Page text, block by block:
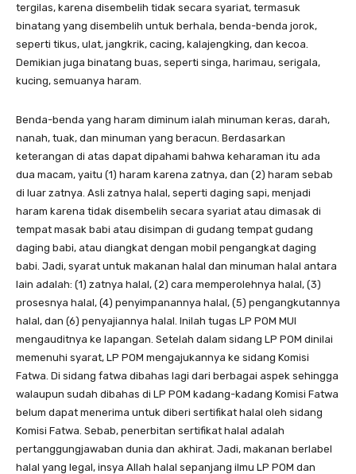
tergilas, karena disembelih tidak secara syariat, termasuk
binatang yang disembelih untuk berhala, benda-benda jorok,
seperti tikus, ulat, jangkrik, cacing, kalajengking, dan kecoa.
Demikian juga binatang buas, seperti singa, harimau, serigala,
kucing, semuanya haram.
Benda-benda yang haram diminum ialah minuman keras, darah,
nanah, tuak, dan minuman yang beracun. Berdasarkan
keterangan di atas dapat dipahami bahwa keharaman itu ada
dua macam, yaitu (1) haram karena zatnya, dan (2) haram sebab
di luar zatnya. Asli zatnya halal, seperti daging sapi, menjadi
haram karena tidak disembelih secara syariat atau dimasak di
tempat masak babi atau disimpan di gudang tempat gudang
daging babi, atau diangkat dengan mobil pengangkat daging
babi. Jadi, syarat untuk makanan halal dan minuman halal antara
lain adalah: (1) zatnya halal, (2) cara memperolehnya halal, (3)
prosesnya halal, (4) penyimpanannya halal, (5) pengangkutannya
halal, dan (6) penyajiannya halal. Inilah tugas LP POM MUI
mengauditnya ke lapangan. Setelah dalam sidang LP POM dinilai
memenuhi syarat, LP POM mengajukannya ke sidang Komisi
Fatwa. Di sidang fatwa dibahas lagi dari berbagai aspek sehingga
walaupun sudah dibahas di LP POM kadang-kadang Komisi Fatwa
belum dapat menerima untuk diberi sertifikat halal oleh sidang
Komisi Fatwa. Sebab, penerbitan sertifikat halal adalah
pertanggungjawaban dunia dan akhirat. Jadi, makanan berlabel
halal yang legal, insya Allah halal sepanjang ilmu LP POM dan